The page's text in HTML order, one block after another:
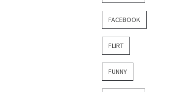
FACEBOOK
FLIRT
FUNNY